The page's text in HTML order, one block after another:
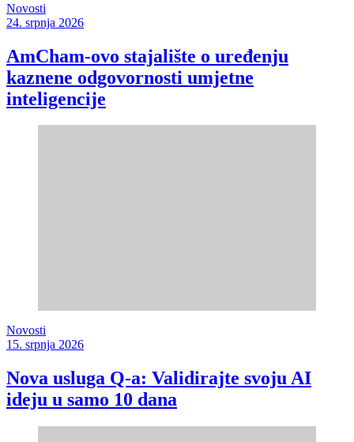
Novosti
24. srpnja 2026
AmCham-ovo stajalište o uređenju
kaznene odgovornosti umjetne
inteligencije
Novosti
15. srpnja 2026
Nova usluga Q-a: Validirajte svoju AI
ideju u samo 10 dana